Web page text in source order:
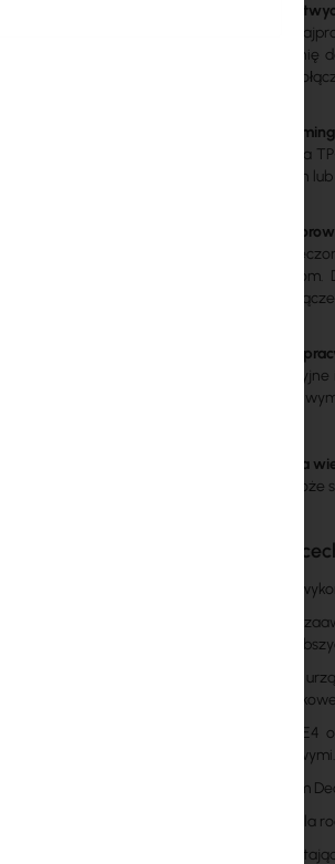
Koniec
Deco to
powierzchnię
prędkość
Płynny roaming
Technologia
twój telefon
Koniec
Jesteś
szybkie
Dwa tryby
aktualnych
Współpraca
Deco E4
Główne
Deco
Dzięki
Jedno
Deco E4
kablowymi.
System
Kontrola